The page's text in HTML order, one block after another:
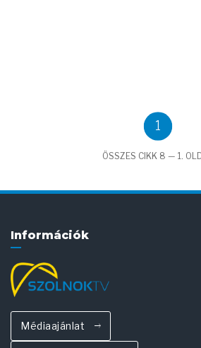
1
ÖSSZES CIKK 8 — 1.
Információk
Médiaajánlat